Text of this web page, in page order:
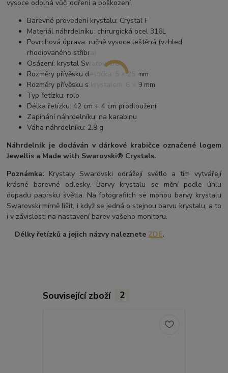
vysoce odolná vůči odření a poškození.
Barevné provedení krystalu: Crystal F
Materiál náhrdelníku: chirurgická ocel 316L
Povrchová úprava: ručně vysoce leštěná (vzhled
rhodiovaného stříbra)
Osázení: krystal Swarovski®
Rozměry přívěsku destička: 5 × 25 mm
Rozměry přívěsku s krystalem: 6 × 9 mm
Typ řetízku: rolo
Délka řetízku: 42 cm + 4 cm prodloužení
Zapínání náhrdelníku: na karabinu
Váha náhrdelníku: 2,9 g
Náhrdelník je dodáván v dárkové krabičce označené logem
Jewellis a Made with Swarovski® Crystals.
Poznámka: Krystaly Swarovski odrážejí světlo a tím vytvářejí
krásné barevné odlesky. Barvy krystalu se mění podle úhlu
dopadu paprsku světla. Na fotografiích se mohou barvy krystalu
Swarovski mírně lišit, i když se jedná o stejnou barvu krystalu, a to
i v závislosti na nastavení barev vašeho monitoru.
Délky řetízků a jejich názvy naleznete ZDE.
Související zboží 2